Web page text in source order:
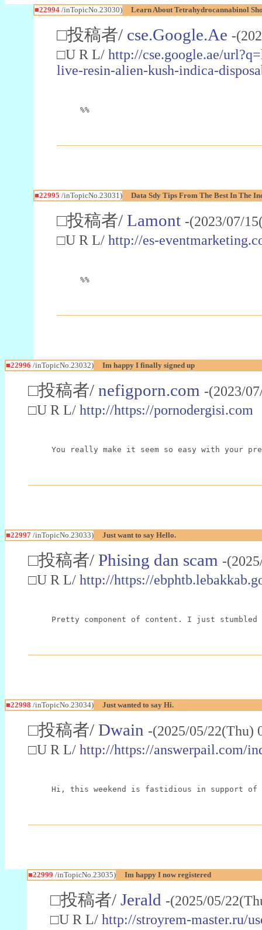
■22994/inTopicNo.23030) Learn About Tetrahydrocannabinol
□投稿者/ cse.Google.Ae -
□U R L/ http://cse.google.ae/
live-resin-alien-kush-indica-
%%
■22995 /inTopicNo.23031) Data Sdy Tips From The Best In The
□投稿者/ Lamont -(2023/07/
□U R L/ http://es-
%%
■22996 /inTopicNo.23032) Im happy I finally signed up
□投稿者/ nefigporn.com -(2023/
□U R L/ http://https://pornodergisi.com
You really make it seem so easy with your
■22997 /inTopicNo.23033) Just want to say Hello.
□投稿者/ Phising dan scam -
□U R L/ http://https://
Pretty component of content. I just
■22998 /inTopicNo.23034) Just wanted to say Hi.
□投稿者/ Dwain -(2025/05/
□U R L/ http://https://answerpail.com/
Hi, this weekend is fastidious in support of
■22999 /inTopicNo.23035) Im happy I now registered
□投稿者/ Jerald -(2025/05/
□U R L/ http://stroyrem-master.ru/